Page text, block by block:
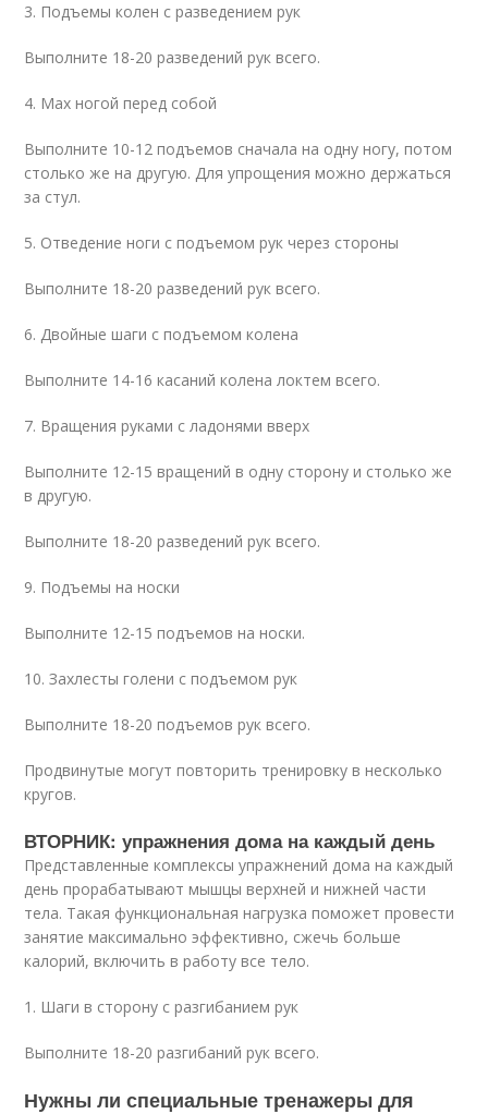
3. Подъемы колен с разведением рук
Выполните 18-20 разведений рук всего.
4. Мах ногой перед собой
Выполните 10-12 подъемов сначала на одну ногу, потом
столько же на другую. Для упрощения можно держаться
за стул.
5. Отведение ноги с подъемом рук через стороны
Выполните 18-20 разведений рук всего.
6. Двойные шаги с подъемом колена
Выполните 14-16 касаний колена локтем всего.
7. Вращения руками с ладонями вверх
Выполните 12-15 вращений в одну сторону и столько же
в другую.
Выполните 18-20 разведений рук всего.
9. Подъемы на носки
Выполните 12-15 подъемов на носки.
10. Захлесты голени с подъемом рук
Выполните 18-20 подъемов рук всего.
Продвинутые могут повторить тренировку в несколько
кругов.
ВТОРНИК: упражнения дома на каждый день
Представленные комплексы упражнений дома на каждый
день прорабатывают мышцы верхней и нижней части
тела. Такая функциональная нагрузка поможет провести
занятие максимально эффективно, сжечь больше
калорий, включить в работу все тело.
1. Шаги в сторону с разгибанием рук
Выполните 18-20 разгибаний рук всего.
Нужны ли специальные тренажеры для